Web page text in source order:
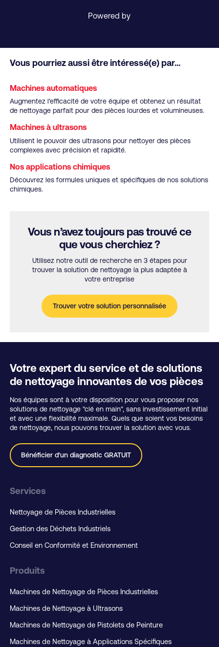
Powered by
Vous pourriez aussi être intéressé(e) par...
Machines automatiques
Augmentez l'efficacité de votre équipe et obtenez un résultat
de nettoyage parfait pour des pièces lourdes et volumineuses.
Machines à ultrasons
Utilisent le pouvoir des ultrasons pour nettoyer des pièces
complexes avec précision et rapidité.
Nos applications chimiques
Découvrez les formules uniques et spécifiques de nos solutions
chimiques.
Vous n’avez toujours pas trouvé ce
que vous cherchiez ?
Utilisez notre outil de recherche en 3 étapes pour
trouver la solution de nettoyage la plus adaptée à
votre entreprise
Trouver votre solution personnalisée
Votre expert du service et de solutions
de nettoyage innovantes de vos pièces
Nos équipes sont à votre disposition pour vous proposer nos
solutions de nettoyage "clé en main", sans investissement initial
et avec une flexibilité maximale. Quels que soient vos besoins
de nettoyage, nous pouvons trouver la solution avec vous.
Bénéficier d'un diagnostic GRATUIT
Services
Nettoyage de Pièces Industrielles
Gestion des Déchets Industriels
Conseil en Conformité et Environnement
Produits
Machines de Nettoyage de Pièces Industrielles
Machines de Nettoyage à Ultrasons
Machines de Nettoyage de Pistolets de Peinture
Machines de Nettoyage à Applications Spécifiques